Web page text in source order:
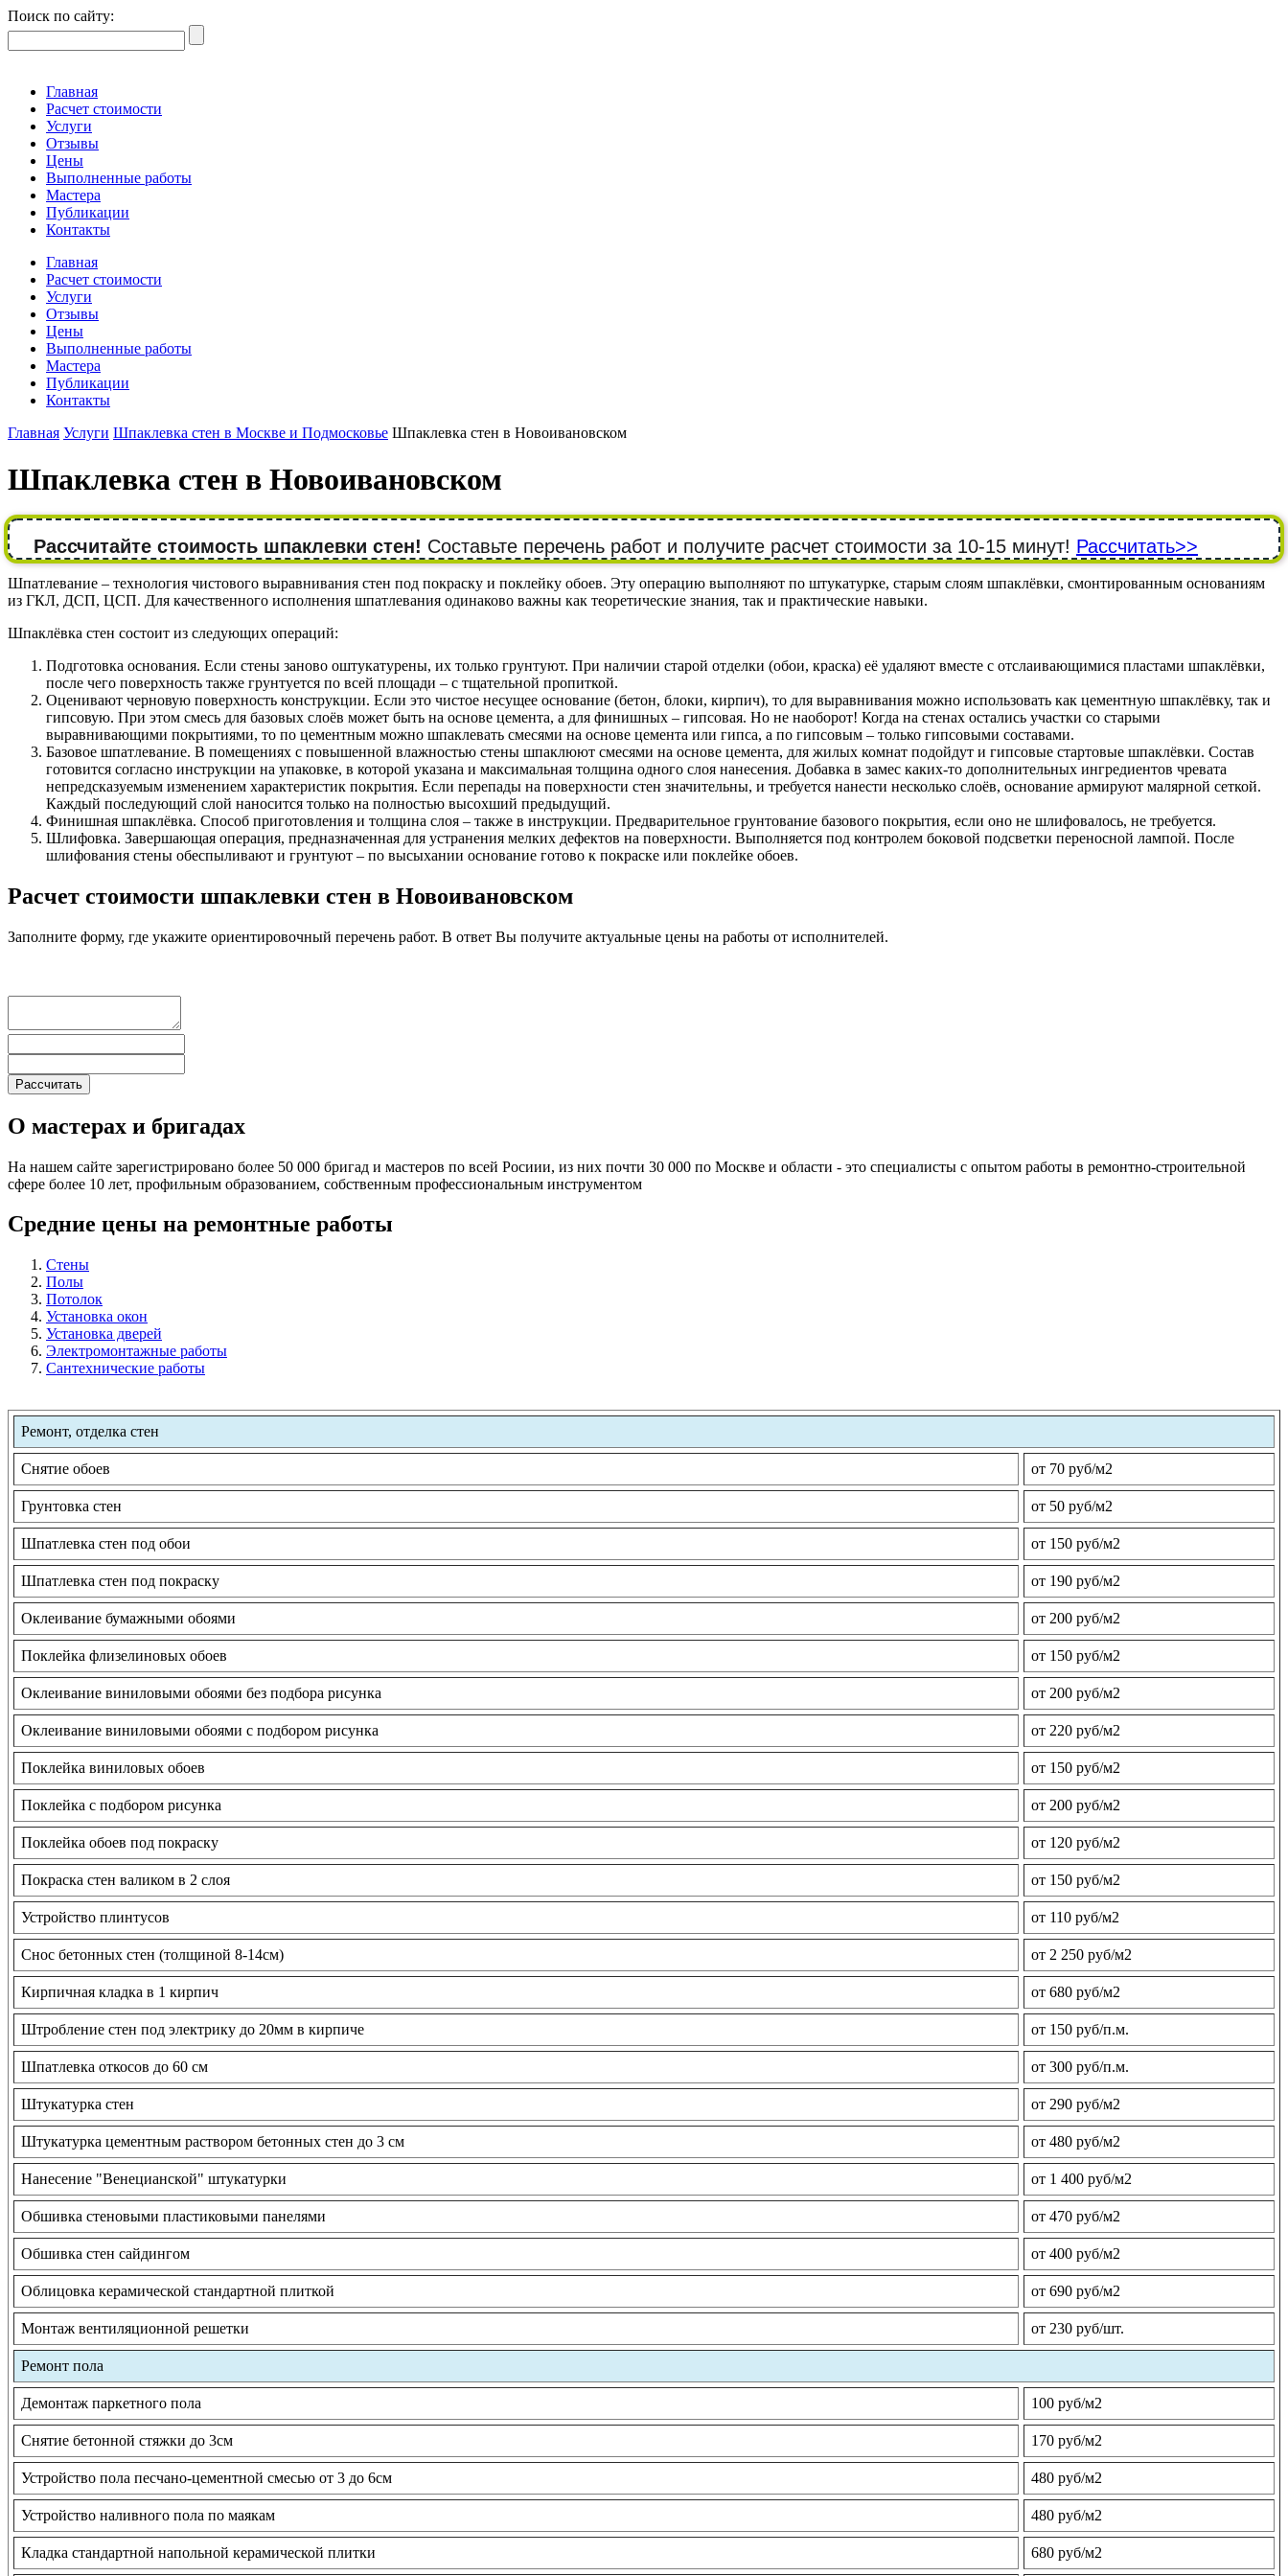
Поиск по сайту:
Главная
Расчет стоимости
Услуги
Отзывы
Цены
Выполненные работы
Мастера
Публикации
Контакты
Главная
Расчет стоимости
Услуги
Отзывы
Цены
Выполненные работы
Мастера
Публикации
Контакты
Главная Услуги Шпаклевка стен в Москве и Подмосковье Шпаклевка стен в Новоивановском
Шпаклевка стен в Новоивановском
Рассчитайте стоимость шпаклевки стен! Составьте перечень работ и получите расчет стоимости за 10-15 минут! Рассчитать>>
Шпатлевание – технология чистового выравнивания стен под покраску и поклейку обоев. Эту операцию выполняют по штукатурке, старым слоям шпаклёвки, смонтированным основаниям
из ГКЛ, ДСП, ЦСП. Для качественного исполнения шпатлевания одинаково важны как теоретические знания, так и практические навыки.
Шпаклёвка стен состоит из следующих операций:
Подготовка основания. Если стены заново оштукатурены, их только грунтуют. При наличии старой отделки (обои, краска) её удаляют вместе с отслаивающимися пластами шпаклёвки,
после чего поверхность также грунтуется по всей площади – с тщательной пропиткой.
Оценивают черновую поверхность конструкции. Если это чистое несущее основание (бетон, блоки, кирпич), то для выравнивания можно использовать как цементную шпаклёвку, так и
гипсовую. При этом смесь для базовых слоёв может быть на основе цемента, а для финишных – гипсовая. Но не наоборот! Когда на стенах остались участки со старыми
выравнивающими покрытиями, то по цементным можно шпаклевать смесями на основе цемента или гипса, а по гипсовым – только гипсовыми составами.
Базовое шпатлевание. В помещениях с повышенной влажностью стены шпаклюют смесями на основе цемента, для жилых комнат подойдут и гипсовые стартовые шпаклёвки. Состав
готовится согласно инструкции на упаковке, в которой указана и максимальная толщина одного слоя нанесения. Добавка в замес каких-то дополнительных ингредиентов чревата
непредсказуемым изменением характеристик покрытия. Если перепады на поверхности стен значительны, и требуется нанести несколько слоёв, основание армируют малярной сеткой.
Каждый последующий слой наносится только на полностью высохший предыдущий.
Финишная шпаклёвка. Способ приготовления и толщина слоя – также в инструкции. Предварительное грунтование базового покрытия, если оно не шлифовалось, не требуется.
Шлифовка. Завершающая операция, предназначенная для устранения мелких дефектов на поверхности. Выполняется под контролем боковой подсветки переносной лампой. После
шлифования стены обеспыливают и грунтуют – по высыхании основание готово к покраске или поклейке обоев.
Расчет стоимости шпаклевки стен в Новоивановском
Заполните форму, где укажите ориентировочный перечень работ. В ответ Вы получите актуальные цены на работы от исполнителей.
О мастерах и бригадах
На нашем сайте зарегистрировано более 50 000 бригад и мастеров по всей Росиии, из них почти 30 000 по Москве и области - это специалисты с опытом работы в ремонтно-строительной
сфере более 10 лет, профильным образованием, собственным профессиональным инструментом
Средние цены на ремонтные работы
Стены
Полы
Потолок
Установка окон
Установка дверей
Электромонтажные работы
Сантехнические работы
Ремонт, отделка стен
Снятие обоев от 70 руб/м2
Грунтовка стен от 50 руб/м2
Шпатлевка стен под обои от 150 руб/м2
Шпатлевка стен под покраску от 190 руб/м2
Оклеивание бумажными обоями от 200 руб/м2
Поклейка флизелиновых обоев от 150 руб/м2
Оклеивание виниловыми обоями без подбора рисунка от 200 руб/м2
Оклеивание виниловыми обоями с подбором рисунка от 220 руб/м2
Поклейка виниловых обоев от 150 руб/м2
Поклейка с подбором рисунка от 200 руб/м2
Поклейка обоев под покраску от 120 руб/м2
Покраска стен валиком в 2 слоя от 150 руб/м2
Устройство плинтусов от 110 руб/м2
Снос бетонных стен (толщиной 8-14см) от 2 250 руб/м2
Кирпичная кладка в 1 кирпич от 680 руб/м2
Штробление стен под электрику до 20мм в кирпиче от 150 руб/п.м.
Шпатлевка откосов до 60 см от 300 руб/п.м.
Штукатурка стен от 290 руб/м2
Штукатурка цементным раствором бетонных стен до 3 см от 480 руб/м2
Нанесение "Венецианской" штукатурки от 1 400 руб/м2
Обшивка стеновыми пластиковыми панелями от 470 руб/м2
Обшивка стен сайдингом от 400 руб/м2
Облицовка керамической стандартной плиткой от 690 руб/м2
Монтаж вентиляционной решетки от 230 руб/шт.
Ремонт пола
Демонтаж паркетного пола 100 руб/м2
Снятие бетонной стяжки до 3см 170 руб/м2
Устройство пола песчано-цементной смесью от 3 до 6см 480 руб/м2
Устройство наливного пола по маякам 480 руб/м2
Кладка стандартной напольной керамической плитки 680 руб/м2